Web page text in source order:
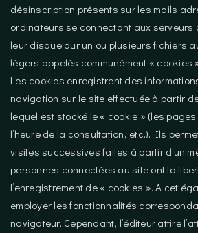
désinscription présents sur les mails
ordinateurs se connectant aux serveurs
leur disque dur un ou plusieurs fichiers
légers appelés communément « cookies
Les cookies enregistrent des
navigation sur le site effectuée à partir
lequel est stocké le « cookie » (les
l’heure de la consultation, etc.). Ils
visites successives faites à partir d’un
personnes connectées au site ont la
l’enregistrement de « cookies ». A cet
employer les fonctionnalités
navigateur. Cependant, l’éditeur attire